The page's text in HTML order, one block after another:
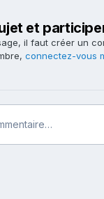
et
il faut créer un
connectez-vous